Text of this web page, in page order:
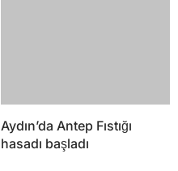
Aydın’da Antep Fıstığı
hasadı başladı